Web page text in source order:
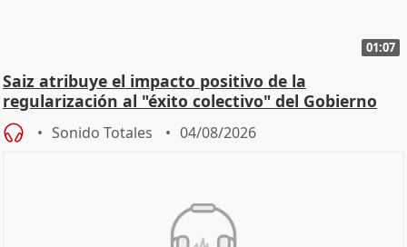
01:07
Saiz atribuye el impacto positivo de la
regularización al "éxito colectivo" del Gobierno
Sonido Totales 04/08/2026